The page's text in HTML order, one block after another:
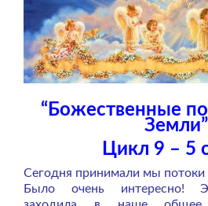
“Божественные
Земли”
Цикл 9 – 5
Сегодня принимали мы потоки
Было очень интересно!